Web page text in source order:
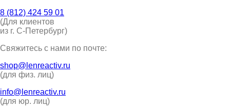
8 (812) 424 59 01
(Для клиентов
из г. С-Петербург)
Свяжитесь с нами по почте:
shop@lenreactiv.ru
(для физ. лиц)
info@lenreactiv.ru
(для юр. лиц)